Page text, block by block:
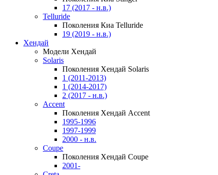
17 (2017 - н.в.)
Telluride
Поколения Киа Telluride
19 (2019 - н.в.)
Хендай
Модели Хендай
Solaris
Поколения Хендай Solaris
1 (2011-2013)
1 (2014-2017)
2 (2017 - н.в.)
Accent
Поколения Хендай Accent
1995-1996
1997-1999
2000 - н.в.
Coupe
Поколения Хендай Coupe
2001-